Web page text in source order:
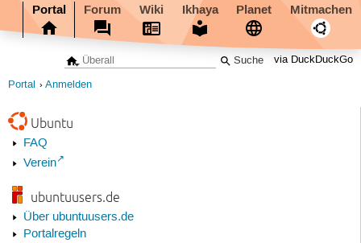
Portal Forum Wiki Ikhaya Planet Mitmachen
via DuckDuckGo
Portal Anmelden
Ubuntu
FAQ
Verein
ubuntuusers.de
Über ubuntuusers.de
Portalregeln